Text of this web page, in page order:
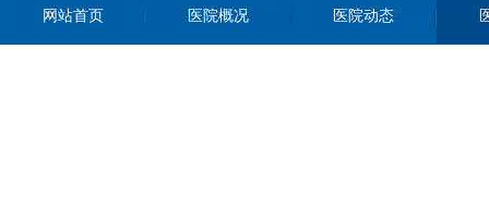
网站首页 医院概况 医院动态